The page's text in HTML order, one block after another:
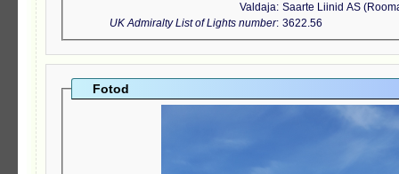
Valdaja Saarte Liinid AS
UK Admiralty List of Lights number 3622.56
Fotod